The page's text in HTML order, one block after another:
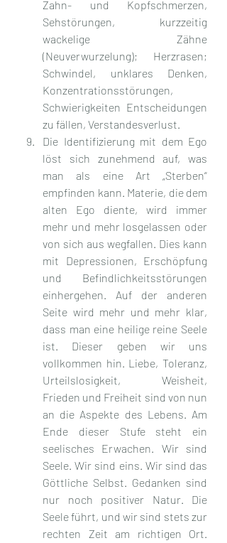
Zahn- und Kopfschmerzen,
Sehstörungen, kurzzeitig
wackelige Zähne
(Neuverwurzelung); Herzrasen;
Schwindel, unklares Denken,
Konzentrationsstörungen,
Schwierigkeiten Entscheidungen
zu fällen, Verstandesverlust.
Die Identifizierung mit dem Ego
löst sich zunehmend auf, was
man als eine Art „Sterben“
empfinden kann. Materie, die dem
alten Ego diente, wird immer
mehr und mehr losgelassen oder
von sich aus wegfallen. Dies kann
mit Depressionen, Erschöpfung
und Befindlichkeitsstörungen
einhergehen. Auf der anderen
Seite wird mehr und mehr klar,
dass man eine heilige reine Seele
ist. Dieser geben wir uns
vollkommen hin. Liebe, Toleranz,
Urteilslosigkeit, Weisheit,
Frieden und Freiheit sind von nun
an die Aspekte des Lebens. Am
Ende dieser Stufe steht ein
seelisches Erwachen. Wir sind
Seele. Wir sind eins. Wir sind das
Göttliche Selbst. Gedanken sind
nur noch positiver Natur. Die
Seele führt, und wir sind stets zur
rechten Zeit am richtigen Ort.